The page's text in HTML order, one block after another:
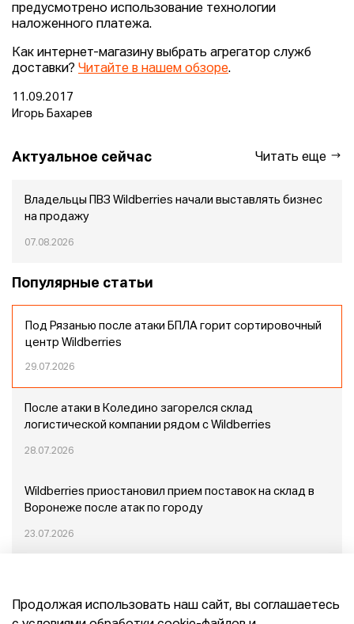
предусмотрено использование технологии
наложенного платежа.
Как интернет-магазину выбрать агрегатор служб
доставки? Читайте в нашем обзоре.
11.09.2017
Игорь Бахарев
Актуальное сейчас Читать еще
Владельцы ПВЗ Wildberries начали выставлять бизнес
на продажу
07.08.2026
Популярные статьи
Под Рязанью после атаки БПЛА горит сортировочный
центр Wildberries
29.07.2026
После атаки в Коледино загорелся склад
логистической компании рядом с Wildberries
28.07.2026
Wildberries приостановил прием поставок на склад в
Воронеже после атак по городу
23.07.2026
Продолжая использовать наш сайт, вы соглашаетесь